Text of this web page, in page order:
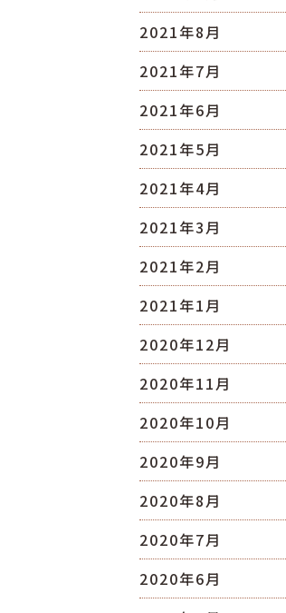
2021年8月
2021年7月
2021年6月
2021年5月
2021年4月
2021年3月
2021年2月
2021年1月
2020年12月
2020年11月
2020年10月
2020年9月
2020年8月
2020年7月
2020年6月